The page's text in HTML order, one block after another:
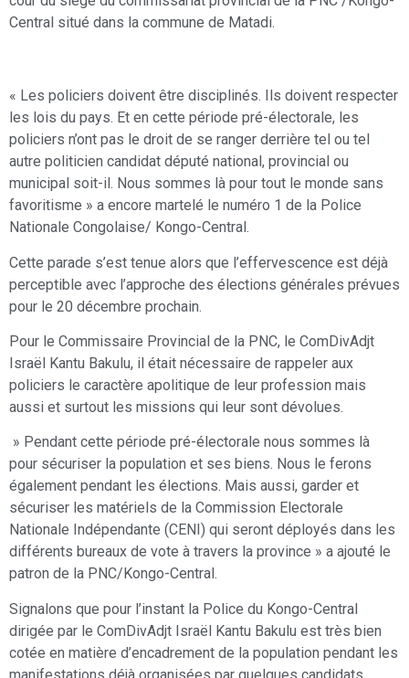
Central situé dans la commune de Matadi.
« Les policiers doivent être disciplinés. Ils doivent respecter
les lois du pays. Et en cette période pré-électorale, les
policiers n’ont pas le droit de se ranger derrière tel ou tel
autre politicien candidat député national, provincial ou
municipal soit-il. Nous sommes là pour tout le monde sans
favoritisme » a encore martelé le numéro 1 de la Police
Nationale Congolaise/ Kongo-Central.
Cette parade s’est tenue alors que l’effervescence est déjà
perceptible avec l’approche des élections générales prévues
pour le 20 décembre prochain.
Pour le Commissaire Provincial de la PNC, le ComDivAdjt
Israël Kantu Bakulu, il était nécessaire de rappeler aux
policiers le caractère apolitique de leur profession mais
aussi et surtout les missions qui leur sont dévolues.
» Pendant cette période pré-électorale nous sommes là
pour sécuriser la population et ses biens. Nous le ferons
également pendant les élections. Mais aussi, garder et
sécuriser les matériels de la Commission Electorale
Nationale Indépendante (CENI) qui seront déployés dans les
différents bureaux de vote à travers la province » a ajouté le
patron de la PNC/Kongo-Central.
Signalons que pour l’instant la Police du Kongo-Central
dirigée par le ComDivAdjt Israël Kantu Bakulu est très bien
cotée en matière d’encadrement de la population pendant les